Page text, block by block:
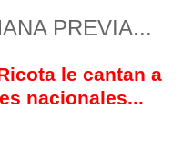
PREVIA...
le cantan a
nacionales...